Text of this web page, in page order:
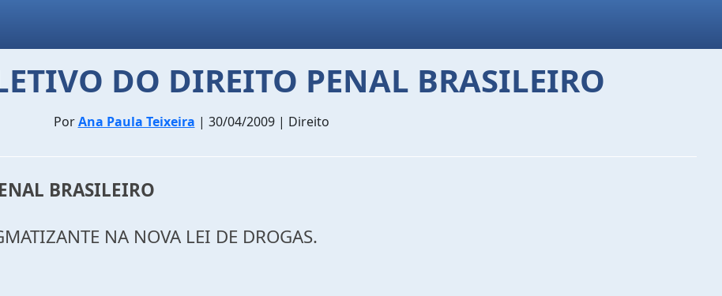
DO DIREITO PENAL BRASILEIRO
PorAna Paula Teixeira | 30/04/2009 | Direito
BRASILEIRO
NA NOVA LEI DE DROGAS.